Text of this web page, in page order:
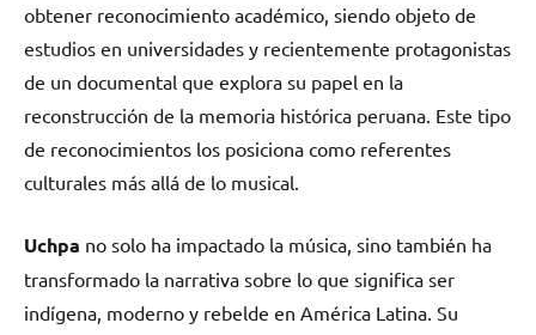
obtener reconocimiento académico, siendo objeto de
estudios en universidades y recientemente protagonistas
de un documental que explora su papel en la
reconstrucción de la memoria histórica peruana. Este tipo
de reconocimientos los posiciona como referentes
culturales más allá de lo musical.
Uchpa no solo ha impactado la música, sino también ha
transformado la narrativa sobre lo que significa ser
indígena, moderno y rebelde en América Latina. Su